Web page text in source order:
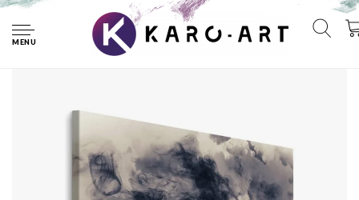
MENU
Schilderij - Abstracte Donkere Wolken, Premium Print